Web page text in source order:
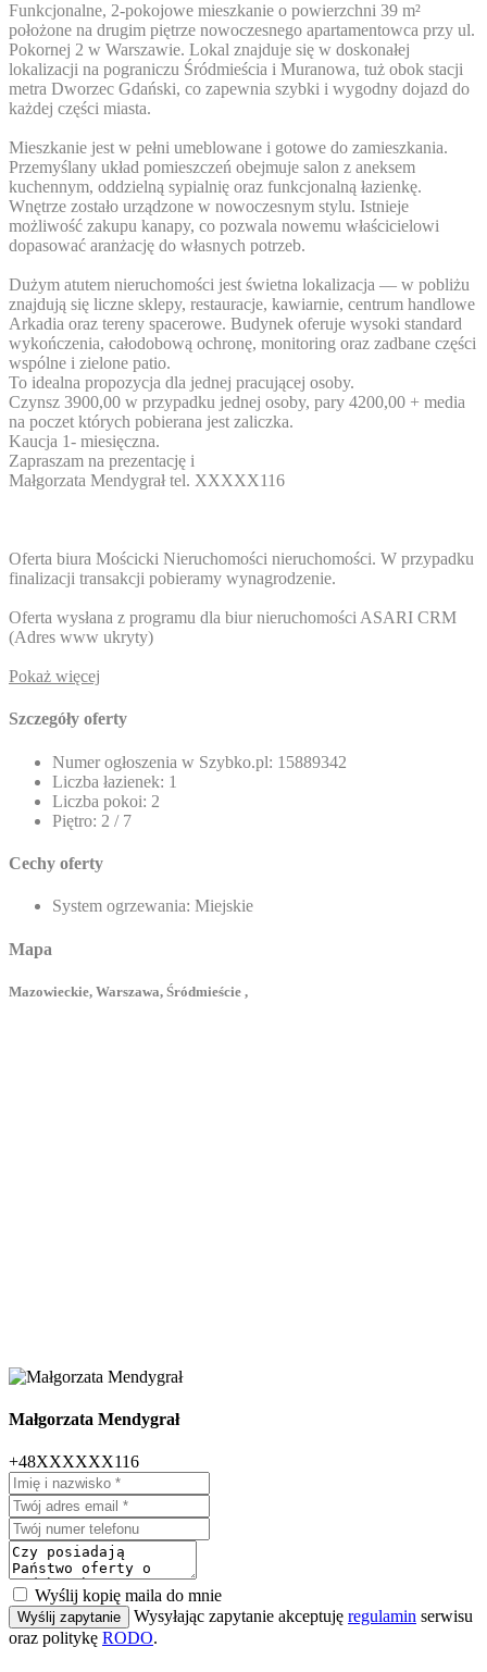
Funkcjonalne, 2-pokojowe mieszkanie o powierzchni 39 m²
położone na drugim piętrze nowoczesnego apartamentowca przy ul.
Pokornej 2 w Warszawie. Lokal znajduje się w doskonałej
lokalizacji na pograniczu Śródmieścia i Muranowa, tuż obok stacji
metra Dworzec Gdański, co zapewnia szybki i wygodny dojazd do
każdej części miasta.
Mieszkanie jest w pełni umeblowane i gotowe do zamieszkania.
Przemyślany układ pomieszczeń obejmuje salon z aneksem
kuchennym, oddzielną sypialnię oraz funkcjonalną łazienkę.
Wnętrze zostało urządzone w nowoczesnym stylu. Istnieje
możliwość zakupu kanapy, co pozwala nowemu właścicielowi
dopasować aranżację do własnych potrzeb.
Dużym atutem nieruchomości jest świetna lokalizacja — w pobliżu
znajdują się liczne sklepy, restauracje, kawiarnie, centrum handlowe
Arkadia oraz tereny spacerowe. Budynek oferuje wysoki standard
wykończenia, całodobową ochronę, monitoring oraz zadbane części
wspólne i zielone patio.
To idealna propozycja dla jednej pracującej osoby.
Czynsz 3900,00 w przypadku jednej osoby, pary 4200,00 + media
na poczet których pobierana jest zaliczka.
Kaucja 1- miesięczna.
Zapraszam na prezentację i
Małgorzata Mendygrał tel. XXXXX116
Oferta biura Mościcki Nieruchomości nieruchomości. W przypadku
finalizacji transakcji pobieramy wynagrodzenie.
Oferta wysłana z programu dla biur nieruchomości ASARI CRM
(Adres www ukryty)
Pokaż więcej
Szczegóły oferty
Numer ogłoszenia w Szybko.pl: 15889342
Liczba łazienek: 1
Liczba pokoi: 2
Piętro: 2 / 7
Cechy oferty
System ogrzewania: Miejskie
Mapa
Mazowieckie, Warszawa, Śródmieście ,
Małgorzata Mendygrał
+48XXXXXX116
Wyślij kopię maila do mnie
Wyślij zapytanie Wysyłając zapytanie akceptuję regulamin serwisu
oraz politykę RODO.